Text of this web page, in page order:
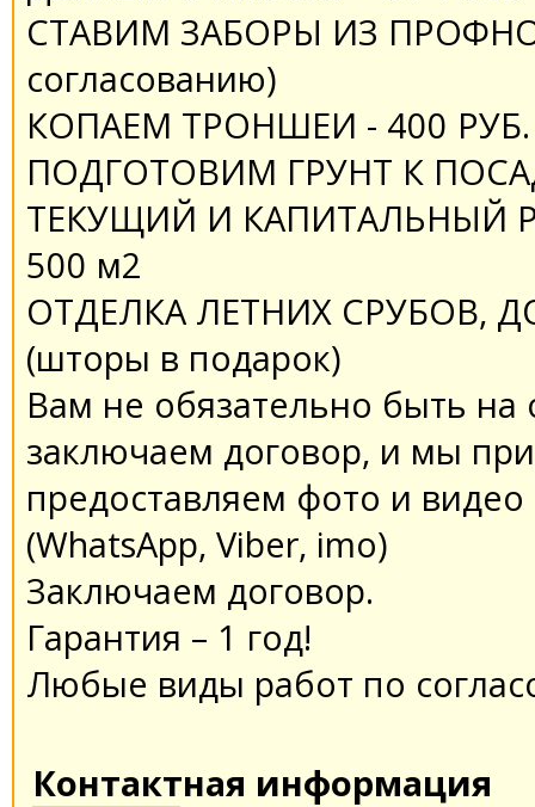
СТАВИМ ЗАБОРЫ ИЗ
согласованию)
КОПАЕМ ТРОНШЕИ - 400
ПОДГОТОВИМ ГРУНТ К
ТЕКУЩИЙ И КАПИТАЛЬНЫЙ
500 м2
ОТДЕЛКА ЛЕТНИХ СРУБОВ,
(шторы в подарок)
Вам не обязательно быть на
заключаем договор, и мы
предоставляем фото и
(WhatsApp, Viber, imo)
Заключаем договор.
Гарантия – 1 год!
Любые виды работ по
Контактная информация